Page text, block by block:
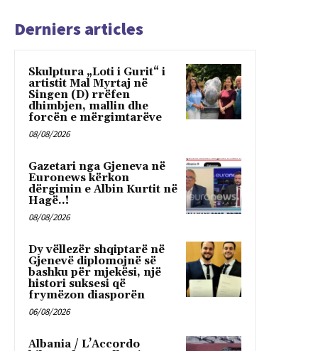
Derniers articles
Skulptura „Loti i Gurit“ i
artistit Mal Myrtaj në
Singen (D) rrëfen
dhimbjen, mallin dhe
forcën e mërgimtarëve
08/08/2026
Gazetari nga Gjeneva në
Euronews kërkon
dërgimin e Albin Kurtit në
Hagë..!
08/08/2026
Dy vëllezër shqiptarë në
Gjenevë diplomojnë së
bashku për mjekësi, një
histori suksesi që
frymëzon diasporën
06/08/2026
Albania / L’Accordo